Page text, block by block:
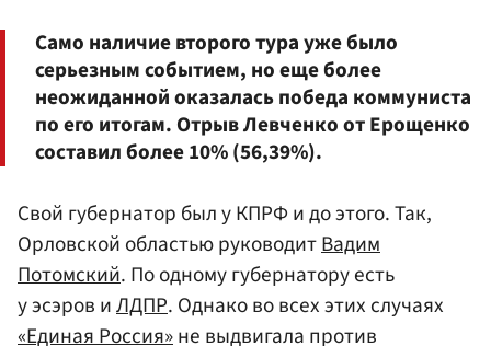
Само наличие второго тура уже было
серьезным событием, но еще более
неожиданной оказалась победа коммуниста
по его итогам. Отрыв Левченко от Ерощенко
составил более 10% (56,39%).
Свой губернатор был у КПРФ и до этого. Так,
Орловской областью руководитВадим
Потомский. По одному губернатору есть
у эсэров иЛДПР. Однако во всех этих случаях
«Единая Россия»не выдвигала против